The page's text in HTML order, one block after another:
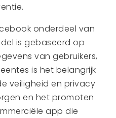
onderdeel van
is gebaseerd op
van gebruikers,
is het belangrijk
veiligheid en privacy
en het promoten
app die